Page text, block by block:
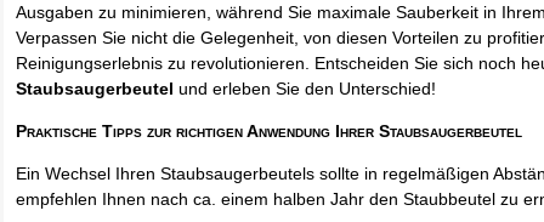
Ausgaben zu minimieren, während Sie maximale Sauberkeit in
Verpassen Sie nicht die Gelegenheit, von diesen Vorteilen zu
Reinigungserlebnis zu revolutionieren. Entscheiden Sie sich noch
Staubsaugerbeutel und erleben Sie den Unterschied!
Praktische Tipps zur richtigen Anwendung Ihrer Staubsaugerbeutel
Ein Wechsel Ihren Staubsaugerbeutels sollte in regelmäßigen
empfehlen Ihnen nach ca. einem halben Jahr den Staubbeutel zu